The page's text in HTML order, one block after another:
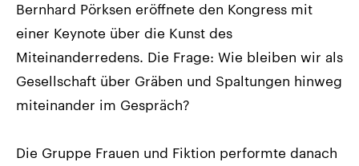
Bernhard Pörksen eröffnete den Kongress mit
einer Keynote über die Kunst des
Miteinanderredens. Die Frage: Wie bleiben wir als
Gesellschaft über Gräben und Spaltungen hinweg
miteinander im Gespräch?
Die Gruppe Frauen und Fiktion performte danach